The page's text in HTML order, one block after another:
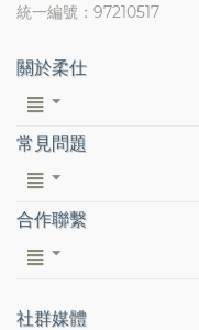
統一編號：97210517
關於柔仕
常見問題
合作聯繫
社群媒體